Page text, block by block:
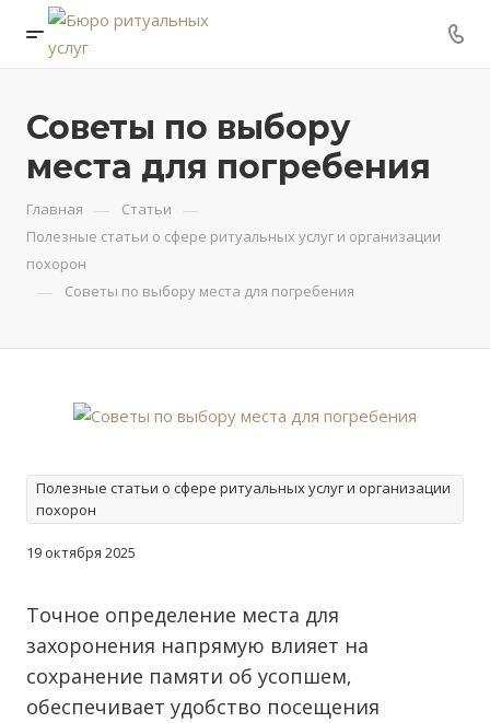
Советы по выбору
места для погребения
Главная — Статьи —
Полезные статьи о сфере ритуальных услуг и организации
похорон
— Советы по выбору места для погребения
Полезные статьи о сфере ритуальных услуг и организации
похорон
19 октября 2025
Точное определение места для
захоронения напрямую влияет на
сохранение памяти об усопшем‚
обеспечивает удобство посещения